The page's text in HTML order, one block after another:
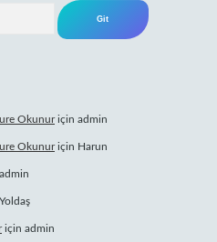
Okunuriçin admin
Okunuriçin Harun
admin
Yoldaş
için admin